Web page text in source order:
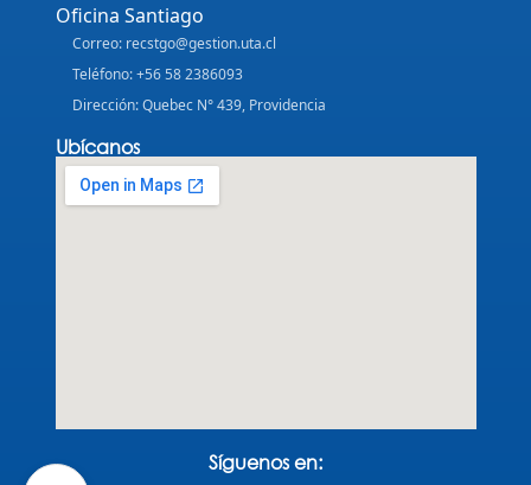
Oficina Santiago
Correo: recstgo@gestion.uta.cl
Teléfono: +56 58 2386093
Dirección: Quebec N° 439, Providencia
Ubícanos
Síguenos en: